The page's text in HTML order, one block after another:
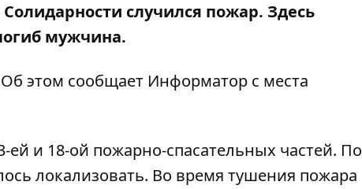
случился пожар. Здесь
мужчина.
этом сообщает Информатор с места
и 18-ой пожарно-спасательных частей. По
локализовать. Во время тушения пожара